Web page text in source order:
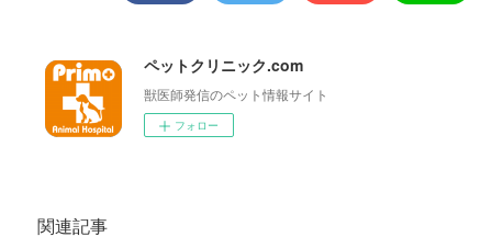
ペットクリニック.com
獣医師発信のペット情報サイト
フォロー
関連記事